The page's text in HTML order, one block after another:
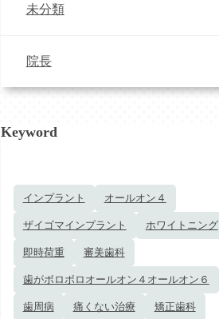
未分類
院長
Keyword
インプラント オールオン４
ザイゴマインプラント ホワイトニング
即時荷重 審美歯科
歯がボロボロオールオン４オールオン６
歯周病 痛くない治療 矯正歯科